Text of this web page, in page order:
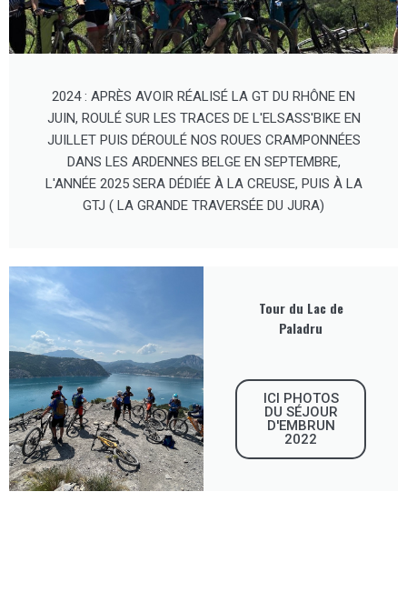
2024 : APRÈS AVOIR RÉALISÉ LA GT DU RHÔNE EN
JUIN, ROULÉ SUR LES TRACES DE L'ELSASS'BIKE EN
JUILLET PUIS DÉROULÉ NOS ROUES CRAMPONNÉES
DANS LES ARDENNES BELGE EN SEPTEMBRE,
L'ANNÉE 2025 SERA DÉDIÉE À LA CREUSE, PUIS À LA
GTJ ( LA GRANDE TRAVERSÉE DU JURA)
Tour du Lac de
Paladru
ICI PHOTOS
DU SÉJOUR
D'EMBRUN
2022